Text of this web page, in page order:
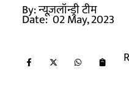
By:न्यूज़लॉन्ड्री टीम
Date: 02 May, 2023